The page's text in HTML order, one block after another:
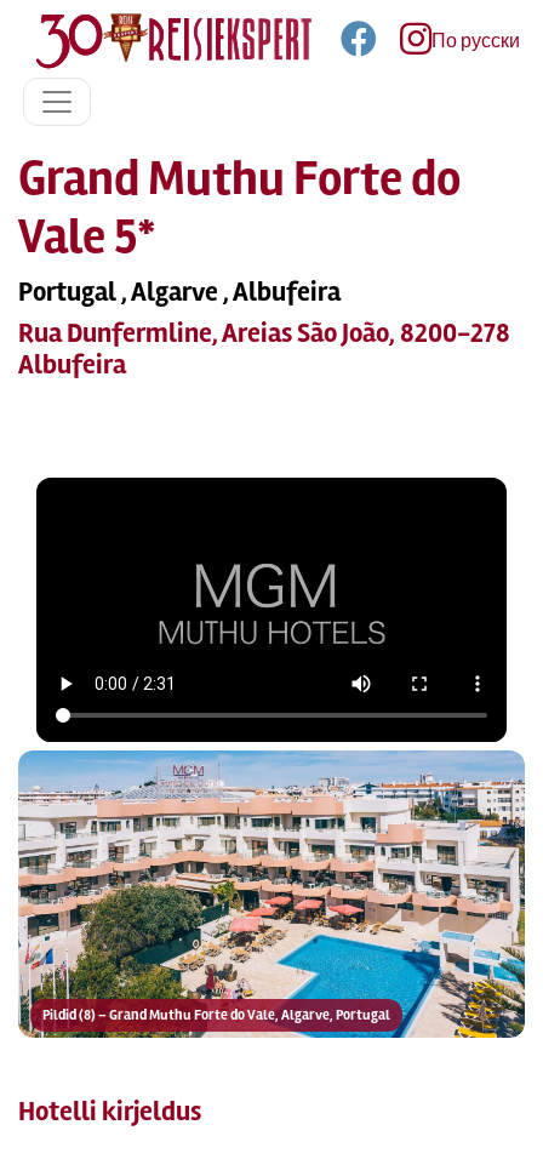
По русски
Grand Muthu Forte do
Vale 5*
Portugal , Algarve , Albufeira
Rua Dunfermline, Areias São João, 8200-278
Albufeira
Pildid (8) – Grand Muthu Forte do Vale, Algarve, Portugal
Hotelli kirjeldus